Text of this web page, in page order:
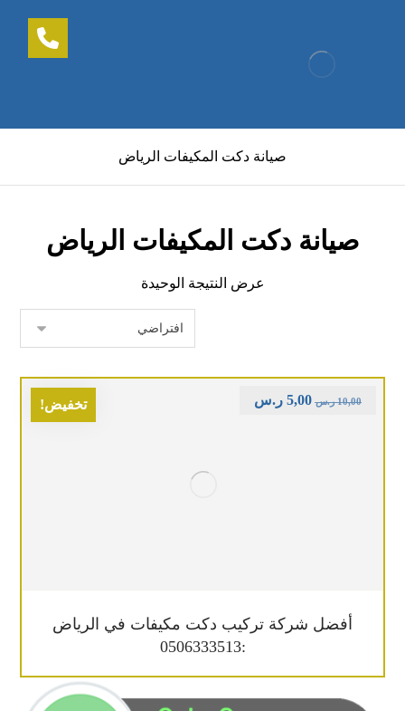
صيانة دكت المكيفات الرياض
صيانة دكت المكيفات الرياض
عرض النتيجة الوحيدة
تخفيض!
أفضل شركة تركيب دكت مكيفات في الرياض
:0506333513
10,00 ر.س 5,00 ر.س